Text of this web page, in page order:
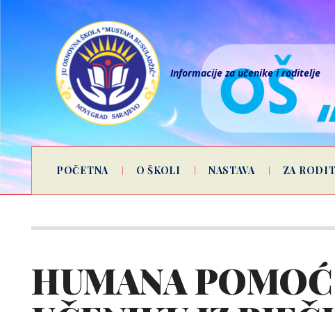
Informacije za učenike i roditelje
POČETNA O ŠKOLI NASTAVA ZA
HUMANA